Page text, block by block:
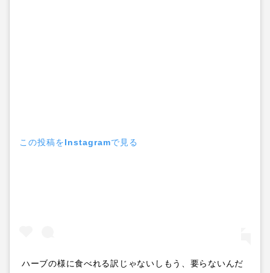
この投稿をInstagramで見る
ハーブの様に食べれる訳じゃないしもう、要らないんだ